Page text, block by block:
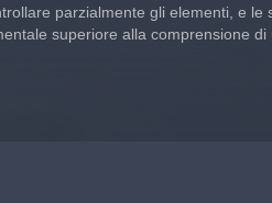
parzialmente gli elementi, e
superiore alla comprensione